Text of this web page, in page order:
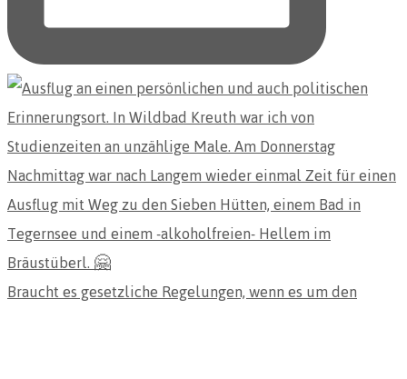
Braucht es gesetzliche Regelungen, wenn es um den